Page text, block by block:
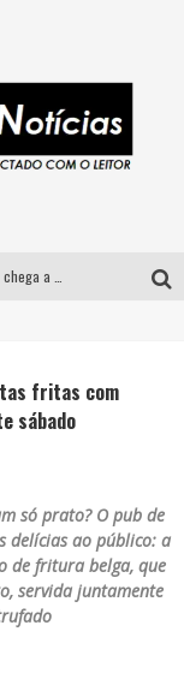
Yan traz a turnê nacional do PagodYANdo para Belo Horizonte
fritas com
sábado
só prato? O pub de
delícias ao público: a
de fritura belga, que
servida juntamente